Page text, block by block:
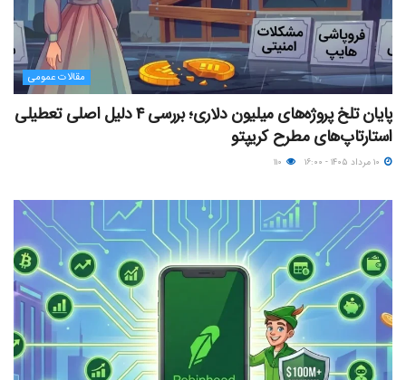
مقالات عمومی
پایان تلخ پروژه‌های میلیون دلاری؛ بررسی ۴ دلیل اصلی تعطیلی
استارتاپ‌های مطرح کریپتو